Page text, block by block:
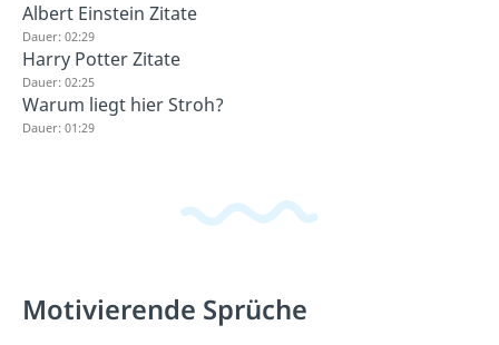
Albert Einstein Zitate
Dauer: 02:29
Harry Potter Zitate
Dauer: 02:25
Warum liegt hier Stroh?
Dauer: 01:29
Motivierende Sprüche